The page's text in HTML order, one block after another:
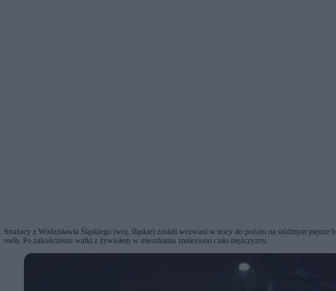
Strażacy z Wodzisławia Śląskiego (woj. śląskie) zostali wezwani w nocy do pożaru na siódmym
osób. Po zakończeniu walki z żywiołem w mieszkaniu znaleziono ciało mężczyzny.